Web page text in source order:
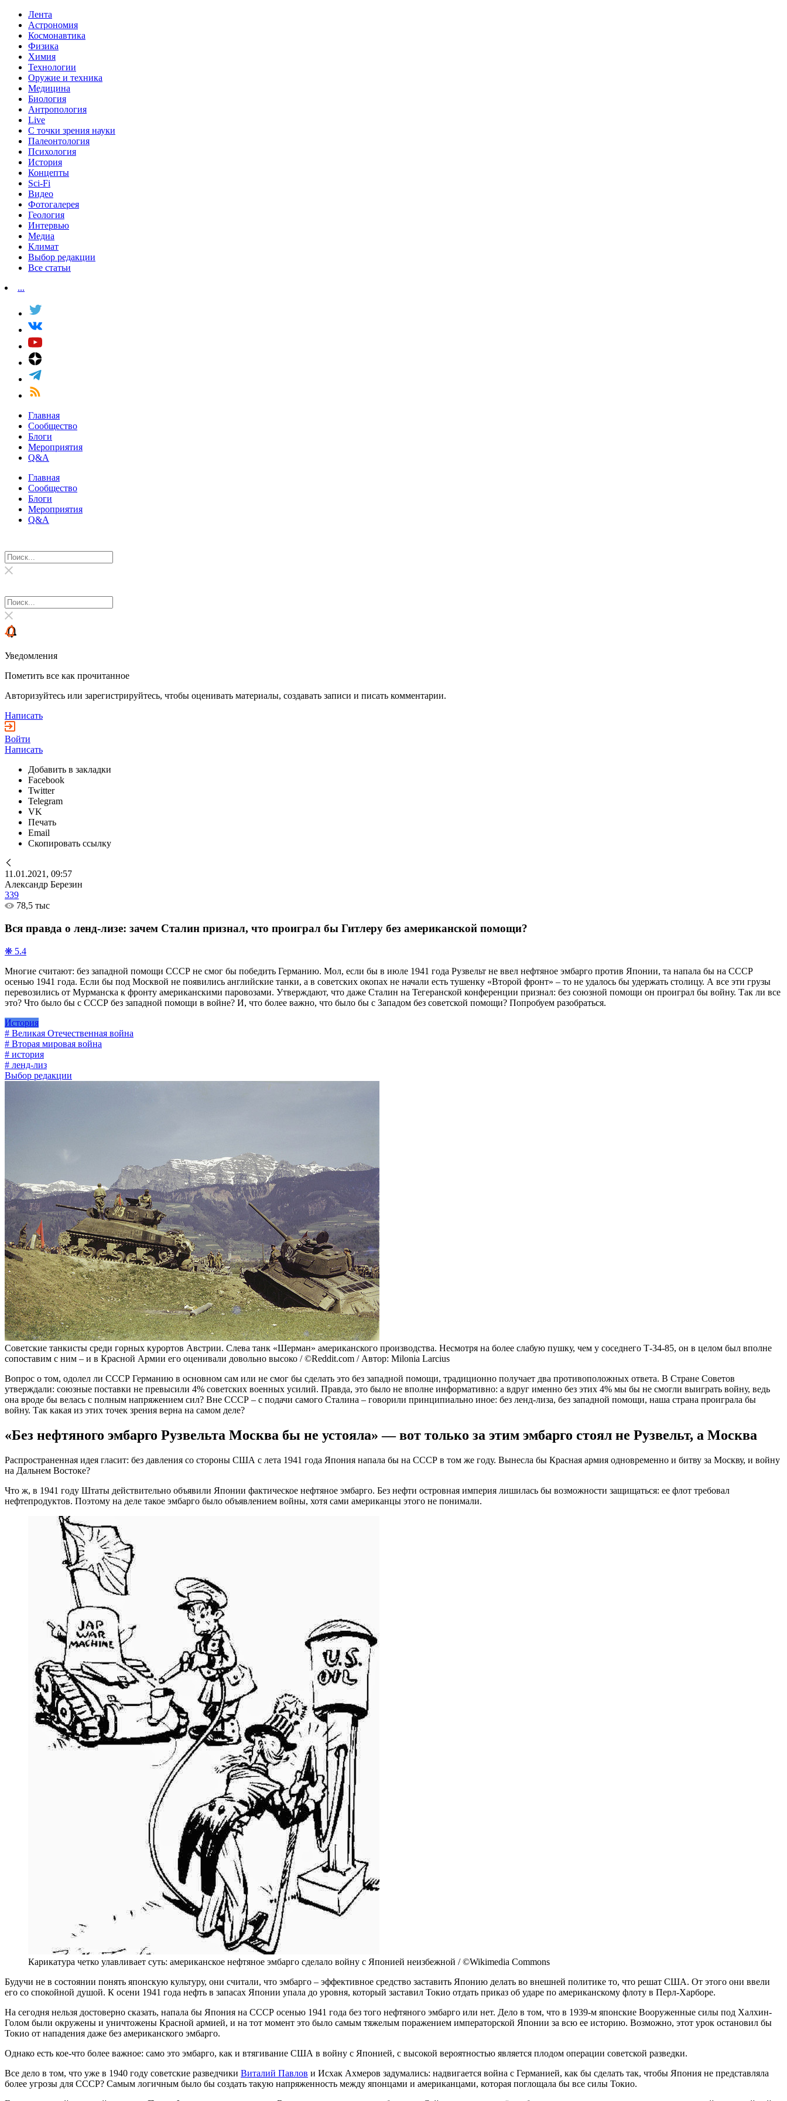
Лента
Астрономия
Космонавтика
Физика
Химия
Технологии
Оружие и техника
Медицина
Биология
Антропология
Live
С точки зрения науки
Палеонтология
Психология
История
Концепты
Sci-Fi
Видео
Фотогалерея
Геология
Интервью
Медиа
Климат
Выбор редакции
Все статьи
...
Главная
Сообщество
Блоги
Мероприятия
Q&A
Главная
Сообщество
Блоги
Мероприятия
Q&A
Уведомления
Пометить все как прочитанное
Авторизуйтесь или зарегистрируйтесь, чтобы оценивать материалы, создавать записи и писать комментарии.
Написать
Войти
Написать
Добавить в закладки
Facebook
Twitter
Telegram
VK
Печать
Email
Скопировать ссылку
11.01.2021, 09:57
Александр Березин
339
78,5 тыс
Вся правда о ленд-лизе: зачем Сталин признал, что проиграл бы Гитлеру без американской помощи?
❋ 5.4
Многие считают: без западной помощи СССР не смог бы победить Германию. Мол, если бы в июле 1941 года Рузвельт не ввел нефтяное эмбарго против Японии, та напала бы на СССР
осенью 1941 года. Если бы под Москвой не появились английские танки, а в советских окопах не начали есть тушенку «Второй фронт» – то не удалось бы удержать столицу. А все эти грузы
перевозились от Мурманска к фронту американскими паровозами. Утверждают, что даже Сталин на Тегеранской конференции признал: без союзной помощи он проиграл бы войну. Так ли все
это? Что было бы с СССР без западной помощи в войне? И, что более важно, что было бы с Западом без советской помощи? Попробуем разобраться.
История
# Великая Отечественная война
# Вторая мировая война
# история
# ленд-лиз
Выбор редакции
Советские танкисты среди горных курортов Австрии. Слева танк «Шерман» американского производства. Несмотря на более слабую пушку, чем у соседнего Т-34-85, он в целом был вполне
сопоставим с ним – и в Красной Армии его оценивали довольно высоко / ©Reddit.com / Автор: Milonia Larcius
Вопрос о том, одолел ли СССР Германию в основном сам или не смог бы сделать это без западной помощи, традиционно получает два противоположных ответа. В Стране Советов
утверждали: союзные поставки не превысили 4% советских военных усилий. Правда, это было не вполне информативно: а вдруг именно без этих 4% мы бы не смогли выиграть войну, ведь
она вроде бы велась с полным напряжением сил? Вне СССР – с подачи самого Сталина – говорили принципиально иное: без ленд-лиза, без западной помощи, наша страна проиграла бы
войну. Так какая из этих точек зрения верна на самом деле?
«Без нефтяного эмбарго Рузвельта Москва бы не устояла» — вот только за этим эмбарго стоял не Рузвельт, а Москва
Распространенная идея гласит: без давления со стороны США с лета 1941 года Япония напала бы на СССР в том же году. Вынесла бы Красная армия одновременно и битву за Москву, и войну
на Дальнем Востоке?
Что ж, в 1941 году Штаты действительно объявили Японии фактическое нефтяное эмбарго. Без нефти островная империя лишилась бы возможности защищаться: ее флот требовал
нефтепродуктов. Поэтому на деле такое эмбарго было объявлением войны, хотя сами американцы этого не понимали.
Карикатура четко улавливает суть: американское нефтяное эмбарго сделало войну с Японией неизбежной / ©Wikimedia Commons
Будучи не в состоянии понять японскую культуру, они считали, что эмбарго – эффективное средство заставить Японию делать во внешней политике то, что решат США. От этого они ввели
его со спокойной душой. К осени 1941 года нефть в запасах Японии упала до уровня, который заставил Токио отдать приказ об ударе по американскому флоту в Перл-Харборе.
На сегодня нельзя достоверно сказать, напала бы Япония на СССР осенью 1941 года без того нефтяного эмбарго или нет. Дело в том, что в 1939-м японские Вооруженные силы под Халхин-
Голом были окружены и уничтожены Красной армией, и на тот момент это было самым тяжелым поражением императорской Японии за всю ее историю. Возможно, этот урок остановил бы
Токио от нападения даже без американского эмбарго.
Однако есть кое-что более важное: само это эмбарго, как и втягивание США в войну с Японией, с высокой вероятностью является плодом операции советской разведки.
Все дело в том, что уже в 1940 году советские разведчики Виталий Павлов и Исхак Ахмеров задумались: надвигается война с Германией, как бы сделать так, чтобы Япония не представляла
более угрозы для СССР? Самым логичным было бы создать такую напряженность между японцами и американцами, которая поглощала бы все силы Токио.